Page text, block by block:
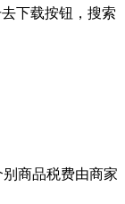
下载按钮，搜索
商品税费由商家